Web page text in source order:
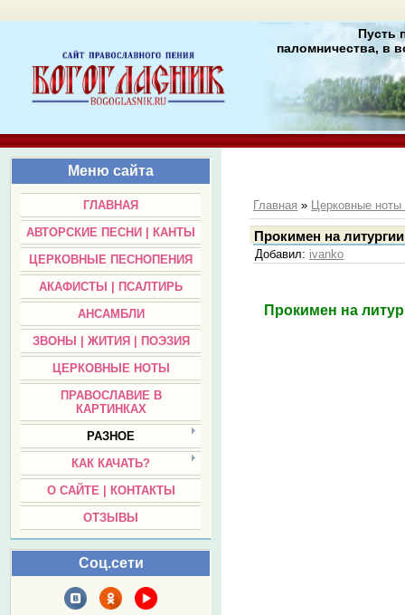
Пусть
паломничества, в
Меню сайта
ГЛАВНАЯ
АВТОРСКИЕ ПЕСНИ | КАНТЫ
ЦЕРКОВНЫЕ ПЕСНОПЕНИЯ
АКАФИСТЫ | ПСАЛТИРЬ
АНСАМБЛИ
ЗВОНЫ | ЖИТИЯ | ПОЭЗИЯ
ЦЕРКОВНЫЕ НОТЫ
ПРАВОСЛАВИЕ В
КАРТИНКАХ
РАЗНОЕ
КАК КАЧАТЬ?
О САЙТЕ | КОНТАКТЫ
ОТЗЫВЫ
Соц.сети
Главная » Церковные ноты
Прокимен на
Добавил: ivanko
Прокимен на